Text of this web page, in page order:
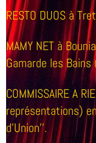
RESTO DUOS à
MAMY NET à
Gamarde les
COMMISSAIRE A
représentations)
d'Union''.